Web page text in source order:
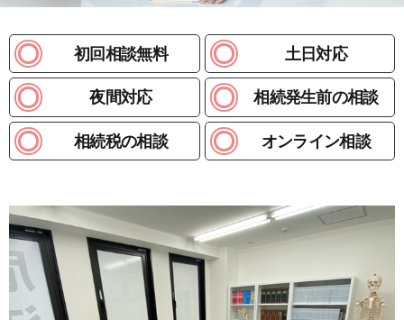
初回相談無料 土日対応
夜間対応 相続発生前の相談
相続税の相談 オンライン相談